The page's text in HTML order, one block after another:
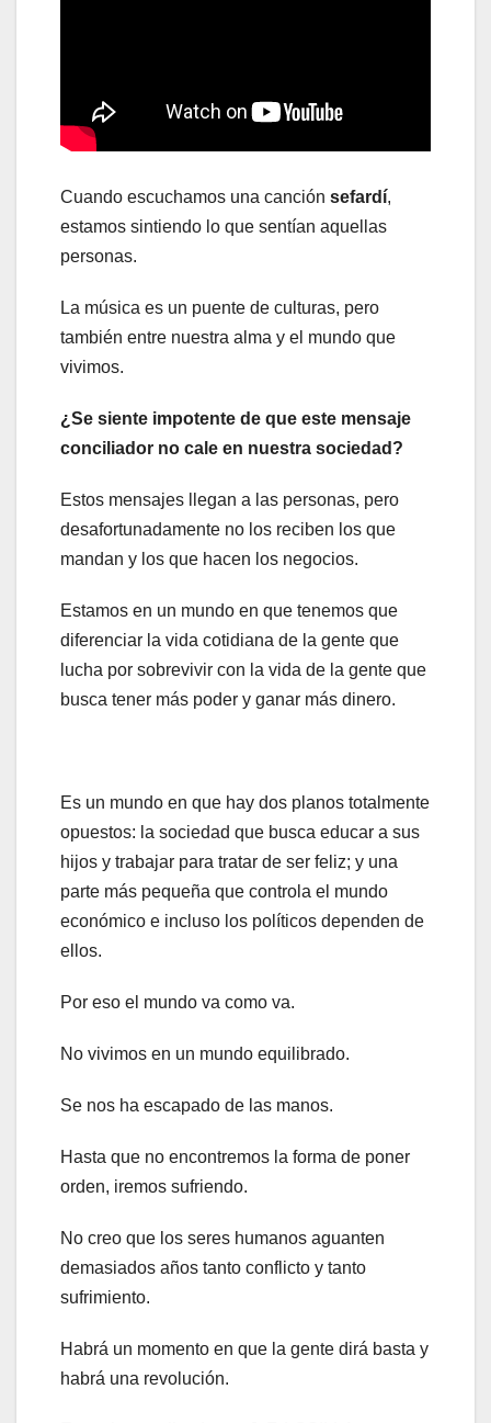
Cuando escuchamos una canción sefardí,
estamos sintiendo lo que sentían aquellas
personas.
La música es un puente de culturas, pero
también entre nuestra alma y el mundo que
vivimos.
¿Se siente impotente de que este mensaje
conciliador no cale en nuestra sociedad?
Estos mensajes llegan a las personas, pero
desafortunadamente no los reciben los que
mandan y los que hacen los negocios.
Estamos en un mundo en que tenemos que
diferenciar la vida cotidiana de la gente que
lucha por sobrevivir con la vida de la gente que
busca tener más poder y ganar más dinero.
Es un mundo en que hay dos planos totalmente
opuestos: la sociedad que busca educar a sus
hijos y trabajar para tratar de ser feliz; y una
parte más pequeña que controla el mundo
económico e incluso los políticos dependen de
ellos.
Por eso el mundo va como va.
No vivimos en un mundo equilibrado.
Se nos ha escapado de las manos.
Hasta que no encontremos la forma de poner
orden, iremos sufriendo.
No creo que los seres humanos aguanten
demasiados años tanto conflicto y tanto
sufrimiento.
Habrá un momento en que la gente dirá basta y
habrá una revolución.